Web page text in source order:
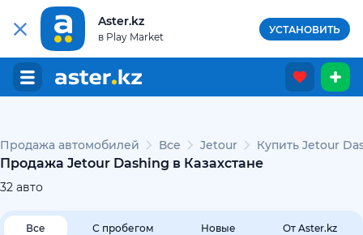
Aster.kz
в Play Market
УСТАНОВИТЬ
Продажа автомобилей Все Jetour Купить Jetour
Продажа Jetour Dashing в Казахстане
32 авто
Все С пробегом Новые От Aster.kz